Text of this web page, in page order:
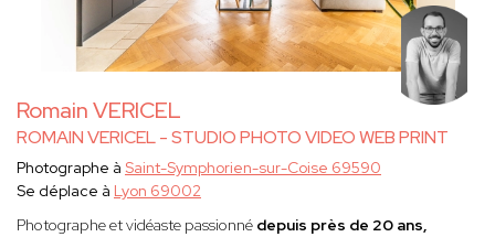
Romain VERICEL
ROMAIN VERICEL - STUDIO PHOTO VIDEO WEB PRINT
Photographe à Saint-Symphorien-sur-Coise 69590
Se déplace à Lyon 69002
Photographe et vidéaste passionné depuis près de 20 ans,